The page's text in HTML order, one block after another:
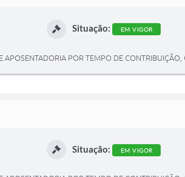
Situação: EM VIGOR
APOSENTADORIA POR TEMPO DE CONTRIBUIÇÃO,
Situação: EM VIGOR